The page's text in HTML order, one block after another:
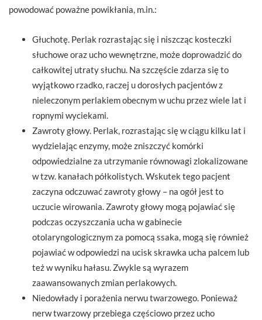
powodować poważne powikłania, m.in.:
Głuchotę. Perlak rozrastając się i niszcząc kosteczki
słuchowe oraz ucho wewnętrzne, może doprowadzić do
całkowitej utraty słuchu. Na szczęście zdarza się to
wyjątkowo rzadko, raczej u dorosłych pacjentów z
nieleczonym perlakiem obecnym w uchu przez wiele lat i
ropnymi wyciekami.
Zawroty głowy. Perlak, rozrastając się w ciągu kilku lat i
wydzielając enzymy, może zniszczyć komórki
odpowiedzialne za utrzymanie równowagi zlokalizowane
w tzw. kanałach półkolistych. Wskutek tego pacjent
zaczyna odczuwać zawroty głowy – na ogół jest to
uczucie wirowania. Zawroty głowy mogą pojawiać się
podczas oczyszczania ucha w gabinecie
otolaryngologicznym za pomocą ssaka, mogą się również
pojawiać w odpowiedzi na ucisk skrawka ucha palcem lub
też w wyniku hałasu. Zwykle są wyrazem
zaawansowanych zmian perlakowych.
Niedowłady i porażenia nerwu twarzowego. Ponieważ
nerw twarzowy przebiega częściowo przez ucho